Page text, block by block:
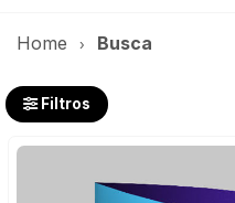
Home Busca
Filtros